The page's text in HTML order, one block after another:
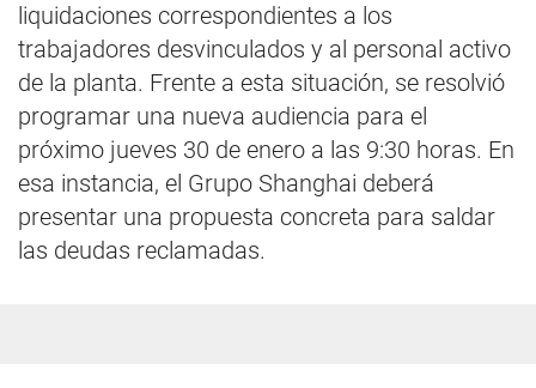
liquidaciones correspondientes a los
trabajadores desvinculados y al personal activo
de la planta. Frente a esta situación, se resolvió
programar una nueva audiencia para el
próximo jueves 30 de enero a las 9:30 horas. En
esa instancia, el Grupo Shanghai deberá
presentar una propuesta concreta para saldar
las deudas reclamadas.